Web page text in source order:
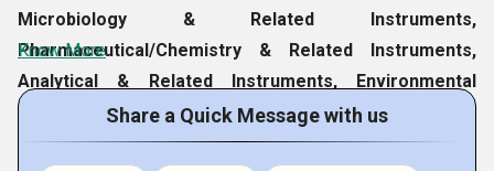
ಮತ್ತು ಸಾಮಾಜಿಕ ಸಮುದಾಯದ ಬೆಳವಣಿಗೆಯನ್ನು ನಂಬುತ್ತೇವೆ.
ನಮ್ಮ ಸ್ಪರ್ಧಾತ್ಮಕ ಅಂಚು
ಕೆಳಗಿನ ಅಂಶಗಳು ಇತರ ಮಾರುಕಟ್ಟೆ ಆಟಗಾರರಿಗಿಂತ ಅಂಚನ್ನು ನೀಡಿವೆ:
Microbiology & Related Instruments,
Pharmaceutical/Chemistry & Related Instruments,
Analytical & Related Instruments, Environmental
Testing Instruments, and Pesticide Residue Analysis &
Related Instruments, Amino Acid Analyzer,SS Glove
Know More
Share a Quick Message with us